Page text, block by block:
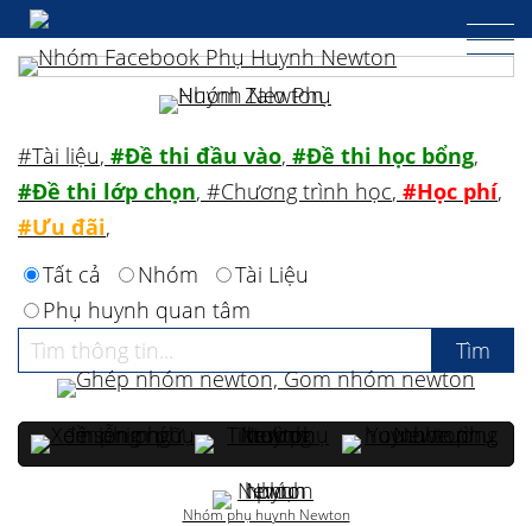
#Tài liệu, #Đề thi đầu vào, #Đề thi học bổng,
#Đề thi lớp chọn, #Chương trình học, #Học phí,
#Ưu đãi,
Tất cả
Nhóm
Tài Liệu
Phụ huynh quan tâm
Nhóm phụ huynh Newton